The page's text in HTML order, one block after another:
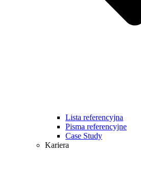
Lista referencyjna
Pisma referencyjne
Case Study
Kariera